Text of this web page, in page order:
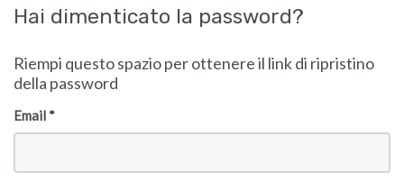
Hai dimenticato la password?
Riempi questo spazio per ottenere il link di ripristino
della password
Email *